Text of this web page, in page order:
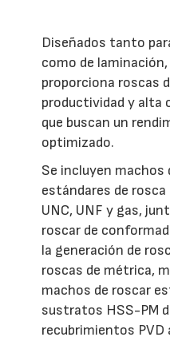
Diseñados tanto
como de
proporciona roscas
productividad y alta
que buscan un
optimizado.
Se incluyen machos
estándares de
UNC, UNF y gas,
roscar de
la generación de
roscas de métrica,
machos de roscar
sustratos HSS-PM
recubrimientos PVD